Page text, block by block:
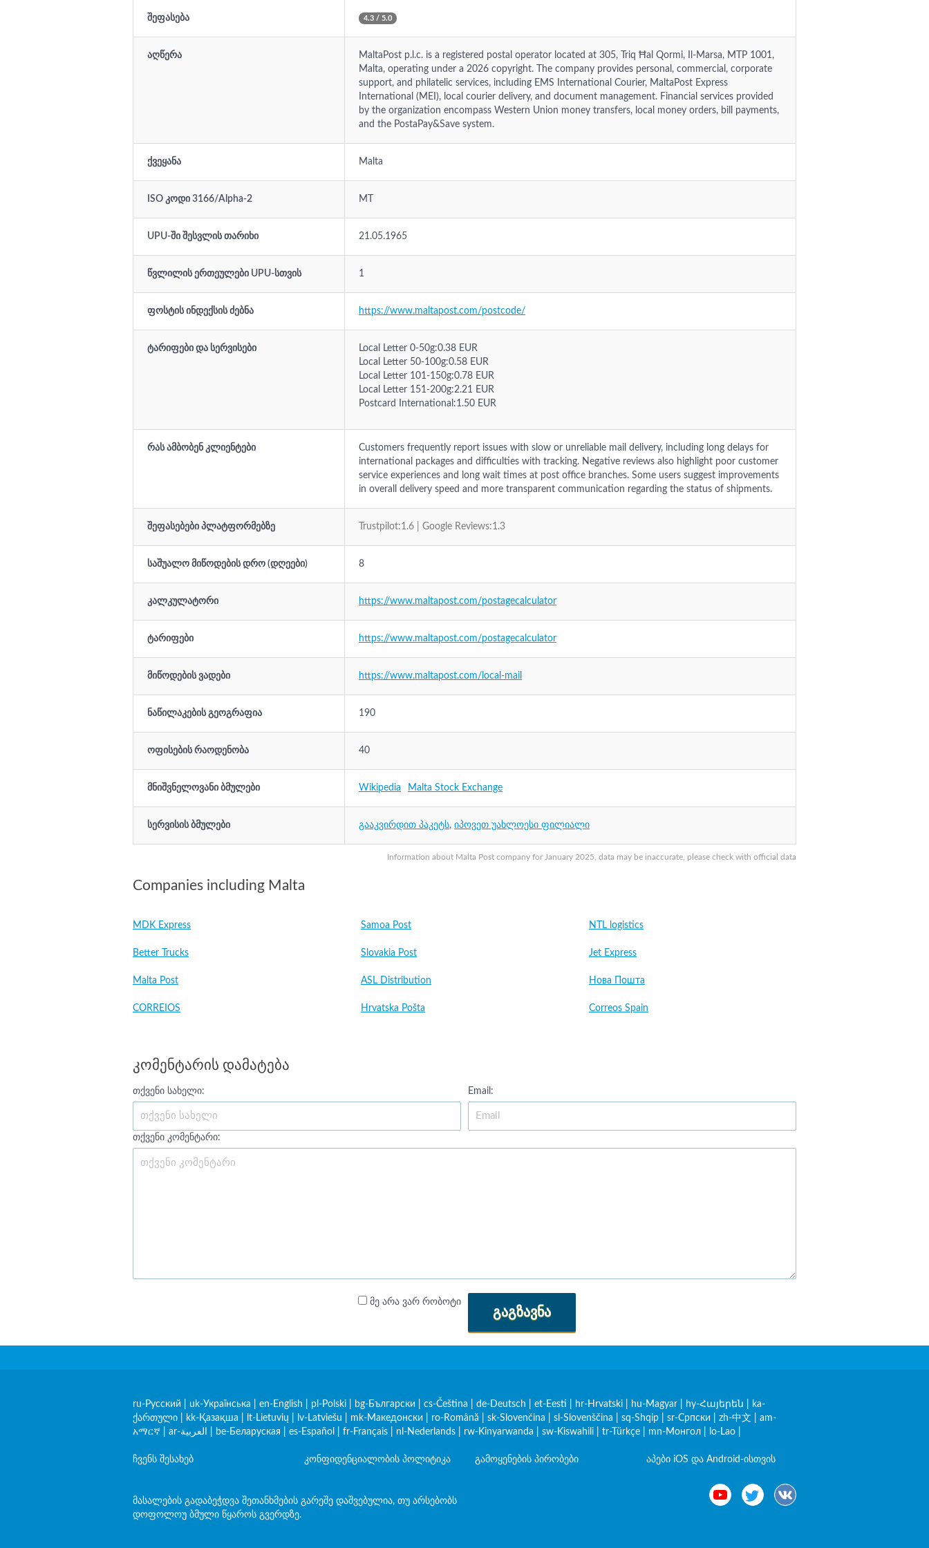
Information about Malta Post company for January 2025, data may be inaccurate, please check with official data
შეფასება 4.3 / 5.0
აღწერა
MaltaPost p.l.c. is a registered postal operator located at 305, Triq Ħal Qormi, Il-Marsa, MTP 1001,
Malta, operating under a 2026 copyright. The company provides personal, commercial, corporate
support, and philatelic services, including EMS International Courier, MaltaPost Express
International (MEI), local courier delivery, and document management. Financial services provided
by the organization encompass Western Union money transfers, local money orders, bill payments,
and the PostaPay&Save system.
ქვეყანა Malta
ISO კოდი 3166/Alpha-2 MT
UPU-ში შესვლის თარიხი 21.05.1965
წვლილის ერთეულები UPU-სთვის 1
ფოსტის ინდექსის ძებნა https://www.maltapost.com/postcode/
ტარიფები და სერვისები
Local Letter 0-50g:0.38 EUR
Local Letter 50-100g:0.58 EUR
Local Letter 101-150g:0.78 EUR
Local Letter 151-200g:2.21 EUR
Postcard International:1.50 EUR
რას ამბობენ კლიენტები
Customers frequently report issues with slow or unreliable mail delivery, including long delays for
international packages and difficulties with tracking. Negative reviews also highlight poor customer
service experiences and long wait times at post office branches. Some users suggest improvements
in overall delivery speed and more transparent communication regarding the status of shipments.
შეფასებები პლატფორმებზე Trustpilot:1.6 | Google Reviews:1.3
საშუალო მიწოდების დრო (დღეები) 8
კალკულატორი https://www.maltapost.com/postagecalculator
ტარიფები https://www.maltapost.com/postagecalculator
მიწოდების ვადები https://www.maltapost.com/local-mail
ნაწილაკების გეოგრაფია 190
ოფისების რაოდენობა 40
მნიშვნელოვანი ბმულები Wikipedia Malta Stock Exchange
სერვისის ბმულები გააკვირდით პაკეტს, იპოვეთ უახლოესი ფილიალი
Companies including Malta
MDK Express Samoa Post NTL logistics
Better Trucks Slovakia Post Jet Express
Malta Post ASL Distribution Нова Пошта
CORREIOS Hrvatska Pošta Correos Spain
კომენტარის დამატება
თქვენი სახელი: Email:
თქვენი კომენტარი:
მე არა ვარ რობოტი
ᲒᲐᲒᲖᲐᲕᲜᲐ
ru-Русский uk-Українська en-English pl-Polski bg-Български cs-Čeština de-Deutsch et-Eesti hr-Hrvatski hu-Magyar hy-Հայերեն
ka-
ქართული
kk-Қазақша lt-Lietuvių lv-Latviešu mk-Македонски ro-Română sk-Slovenčina sl-Slovenščina sq-Shqip sr-Српски zh-中文
am-
አማርኛ
ar-العربية be-Беларуская es-Español fr-Français nl-Nederlands rw-Kinyarwanda sw-Kiswahili tr-Türkçe mn-Монгол lo-Lao
ჩვენს შესახებ კონფიდენციალობის პოლიტიკა გამოყენების პირობები აპები iOS და Android-ისთვის
მასალების გადაბეჭდვა შეთანხმების გარეშე დაშვებულია, თუ არსებობს
დოფოლოუ ბმული წყაროს გვერდზე.